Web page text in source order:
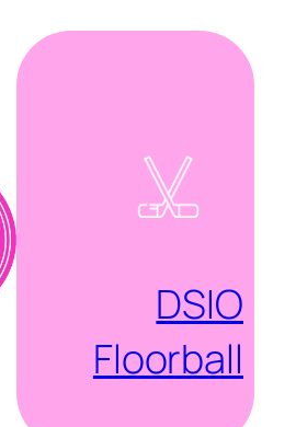
DSIO
Floorball